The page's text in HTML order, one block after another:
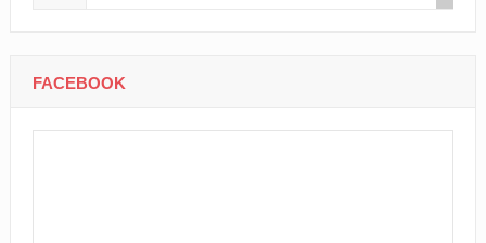
FACEBOOK